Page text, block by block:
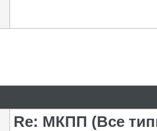
Re: МКПП (Все